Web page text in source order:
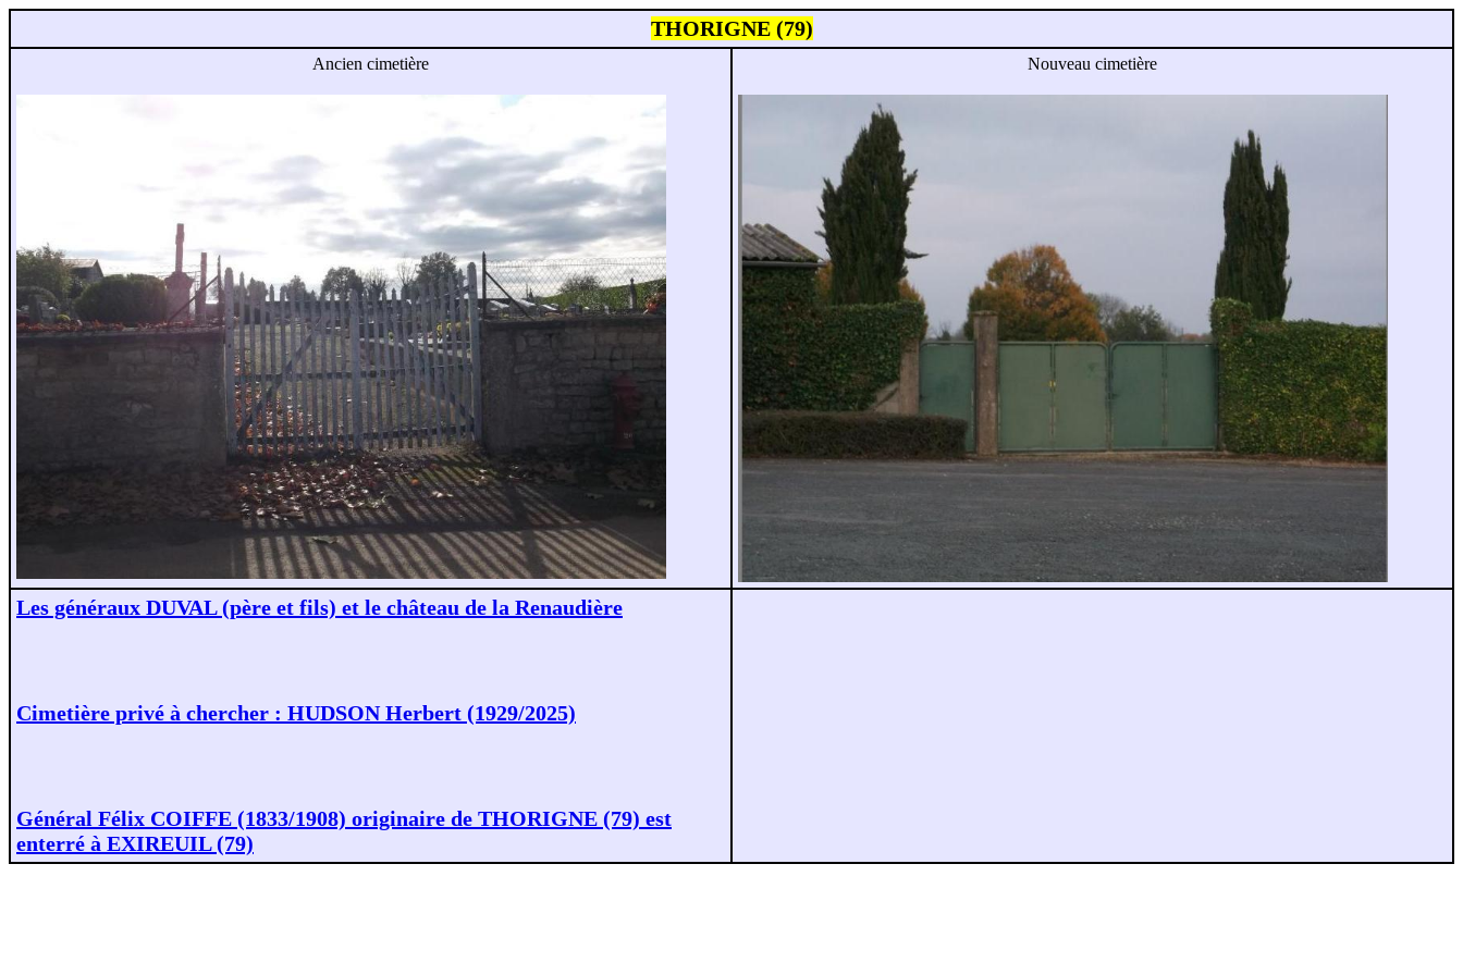
THORIGNE (79)
Ancien cimetière Nouveau cimetière
Les généraux DUVAL (père et fils) et le château de la Renaudière
Cimetière privé à chercher : HUDSON Herbert (1929/2025)
Général Félix COIFFE (1833/1908) originaire de THORIGNE (79) est
enterré à EXIREUIL (79)